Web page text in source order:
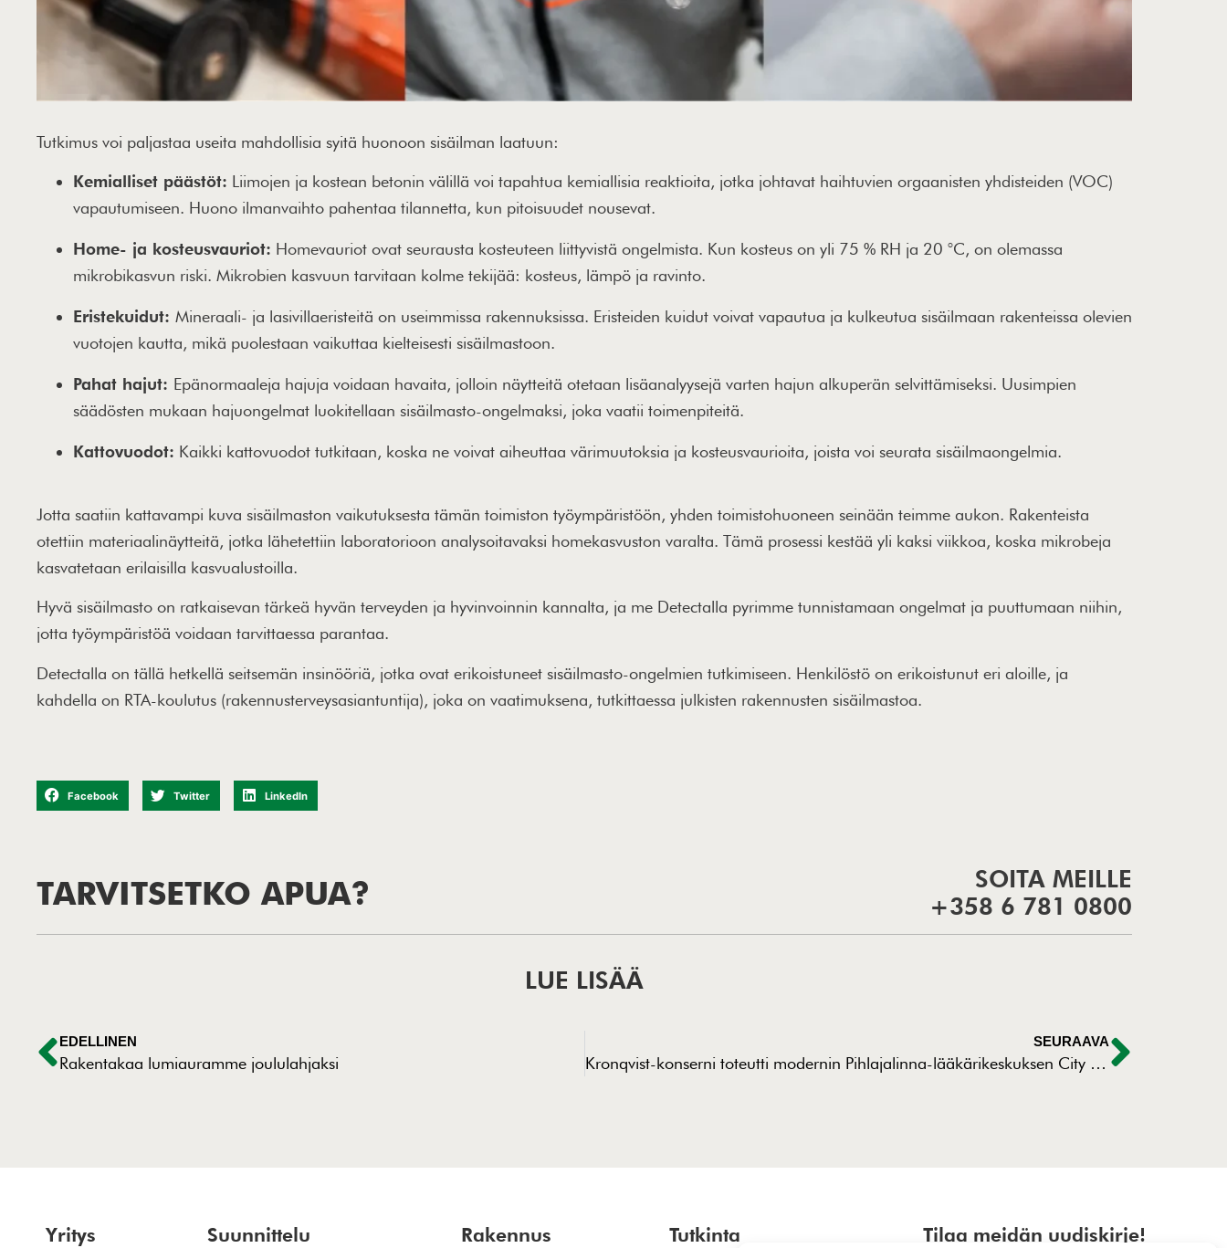
Tutkimus voi paljastaa useita mahdollisia syitä huonoon sisäilman laatuun:
Kemialliset päästöt: Liimojen ja kostean betonin välillä voi tapahtua kemiallisia reaktioita, jotka johtavat haihtuvien orgaanisten yhdisteiden (VOC)
vapautumiseen. Huono ilmanvaihto pahentaa tilannetta, kun pitoisuudet nousevat.
Home- ja kosteusvauriot: Homevauriot ovat seurausta kosteuteen liittyvistä ongelmista. Kun kosteus on yli 75 % RH ja 20 °C, on olemassa
mikrobikasvun riski. Mikrobien kasvuun tarvitaan kolme tekijää: kosteus, lämpö ja ravinto.
Eristekuidut: Mineraali- ja lasivillaeristeitä on useimmissa rakennuksissa. Eristeiden kuidut voivat vapautua ja kulkeutua sisäilmaan rakenteissa olevien
vuotojen kautta, mikä puolestaan vaikuttaa kielteisesti sisäilmastoon.
Pahat hajut: Epänormaaleja hajuja voidaan havaita, jolloin näytteitä otetaan lisäanalyysejä varten hajun alkuperän selvittämiseksi. Uusimpien
säädösten mukaan hajuongelmat luokitellaan sisäilmasto-ongelmaksi, joka vaatii toimenpiteitä.
Kattovuodot: Kaikki kattovuodot tutkitaan, koska ne voivat aiheuttaa värimuutoksia ja kosteusvaurioita, joista voi seurata sisäilmaongelmia.
Jotta saatiin kattavampi kuva sisäilmaston vaikutuksesta tämän toimiston työympäristöön, yhden toimistohuoneen seinään teimme aukon. Rakenteista
otettiin materiaalinäytteitä, jotka lähetettiin laboratorioon analysoitavaksi homekasvuston varalta. Tämä prosessi kestää yli kaksi viikkoa, koska mikrobeja
kasvatetaan erilaisilla kasvualustoilla.
Hyvä sisäilmasto on ratkaisevan tärkeä hyvän terveyden ja hyvinvoinnin kannalta, ja me Detectalla pyrimme tunnistamaan ongelmat ja puuttumaan niihin,
jotta työympäristöä voidaan tarvittaessa parantaa.
Detectalla on tällä hetkellä seitsemän insinööriä, jotka ovat erikoistuneet sisäilmasto-ongelmien tutkimiseen. Henkilöstö on erikoistunut eri aloille, ja
kahdella on RTA-koulutus (rakennusterveysasiantuntija), joka on vaatimuksena, tutkittaessa julkisten rakennusten sisäilmastoa.
Facebook Twitter LinkedIn
TARVITSETKO APUA?
SOITA MEILLE
+358 6 781 0800
LUE LISÄÄ
EDELLINEN
Rakentakaa lumiauramme joululahjaksi
SEURAAVA
Kronqvist-konserni toteutti modernin Pihlajalinna-lääkärikeskuksen City Forumissa
Yritys Suunnittelu Rakennus Tutkinta Tilaa meidän uudiskirje!